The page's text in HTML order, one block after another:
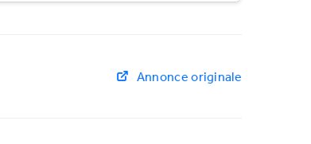
Annonce originale